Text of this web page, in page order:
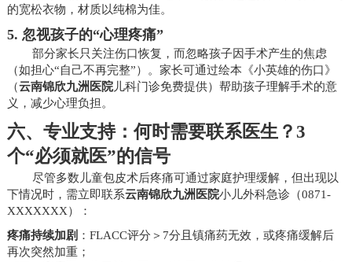
的宽松衣物，材质以纯棉为佳。
5. 忽视孩子的“心理疼痛”
部分家长只关注伤口恢复，而忽略孩子因手术产生的焦虑
（如担心“自己不再完整”）。家长可通过绘本《小英雄的伤口》
（云南锦欣九洲医院儿科门诊免费提供）帮助孩子理解手术的意
义，减少心理负担。
六、专业支持：何时需要联系医生？3
个“必须就医”的信号
尽管多数儿童包皮术后疼痛可通过家庭护理缓解，但出现以
下情况时，需立即联系云南锦欣九洲医院小儿外科急诊（0871-
XXXXXXX）：
疼痛持续加剧 ：FLACC评分＞7分且镇痛药无效，或疼痛缓解后
再次突然加重；